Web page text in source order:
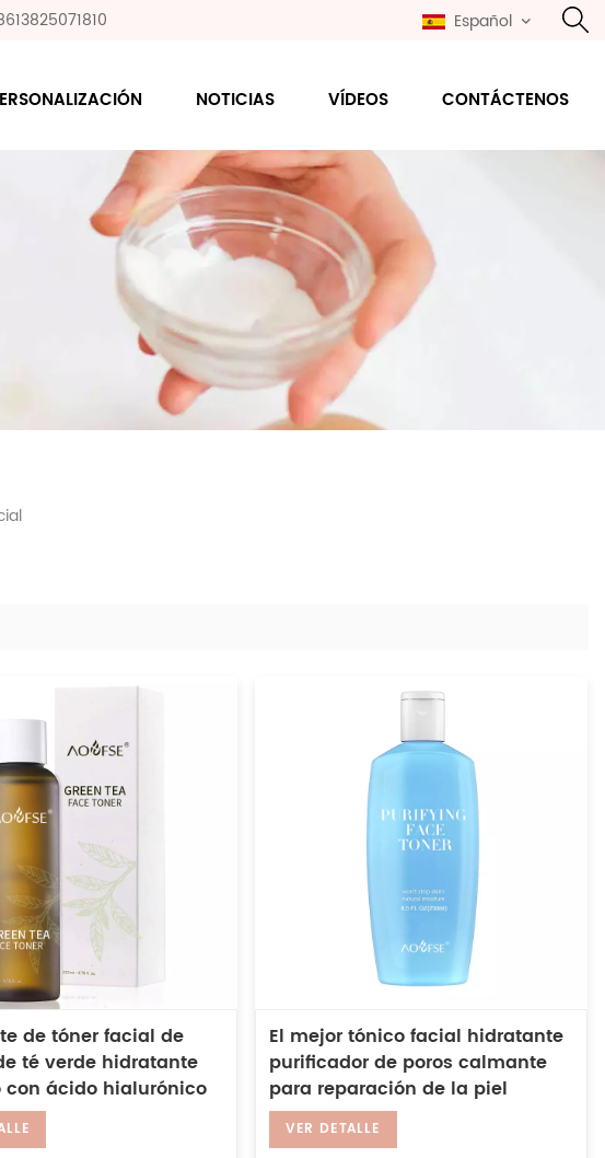
Español
NOTICIAS VÍDEOS CONTÁCTENOS
de tóner facial de
té verde hidratante
con ácido hialurónico
El mejor tónico facial hidratante
purificador de poros calmante
para reparación de la piel
hipoalergénico natural puro
VER DETALLE